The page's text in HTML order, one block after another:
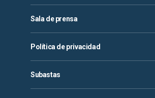
Sala de prensa
Política de privacidad
Subastas